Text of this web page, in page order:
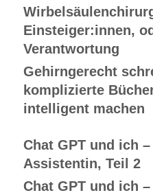
Einsteiger:innen,
Verantwortung
Gehirngerecht
komplizierte
intelligent machen
Chat GPT und ich
Assistentin, Teil 2
Chat GPT und ich